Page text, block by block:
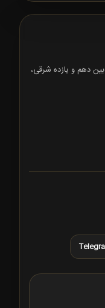
بلوار دنیامالی بین دهم و یازده شرقی،